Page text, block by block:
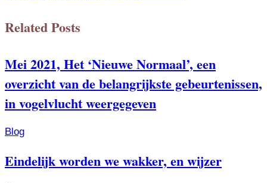
Related Posts
Mei 2021, Het ‘Nieuwe Normaal’, een
overzicht van de belangrijkste gebeurtenissen,
in vogelvlucht weergegeven
Blog
Eindelijk worden we wakker, en wijzer